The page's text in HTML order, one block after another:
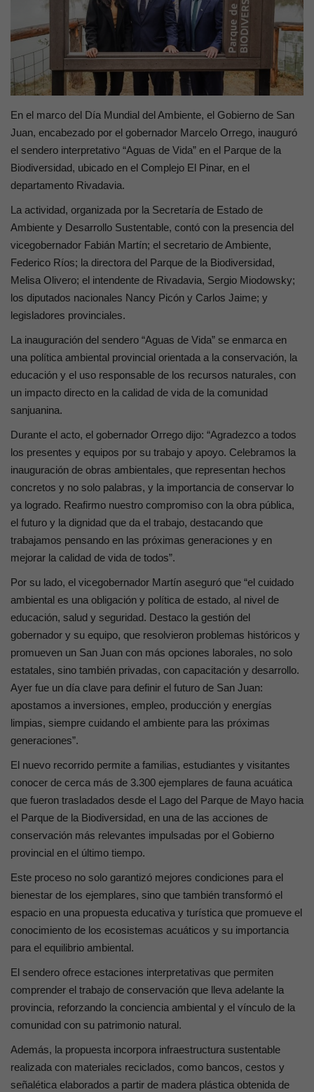
Contacto
En el marco del Día Mundial del Ambiente, el Gobierno de San
Juan, encabezado por el gobernador Marcelo Orrego, inauguró
el sendero interpretativo “Aguas de Vida” en el Parque de la
Biodiversidad, ubicado en el Complejo El Pinar, en el
departamento Rivadavia.
La actividad, organizada por la Secretaría de Estado de
Ambiente y Desarrollo Sustentable, contó con la presencia del
vicegobernador Fabián Martín; el secretario de Ambiente,
Federico Ríos; la directora del Parque de la Biodiversidad,
Melisa Olivero; el intendente de Rivadavia, Sergio Miodowsky;
los diputados nacionales Nancy Picón y Carlos Jaime; y
legisladores provinciales.
La inauguración del sendero “Aguas de Vida” se enmarca en
una política ambiental provincial orientada a la conservación, la
educación y el uso responsable de los recursos naturales, con
un impacto directo en la calidad de vida de la comunidad
sanjuanina.
Durante el acto, el gobernador Orrego dijo: “Agradezco a todos
los presentes y equipos por su trabajo y apoyo. Celebramos la
inauguración de obras ambientales, que representan hechos
concretos y no solo palabras, y la importancia de conservar lo
ya logrado. Reafirmo nuestro compromiso con la obra pública,
el futuro y la dignidad que da el trabajo, destacando que
trabajamos pensando en las próximas generaciones y en
mejorar la calidad de vida de todos”.
Por su lado, el vicegobernador Martín aseguró que “el cuidado
ambiental es una obligación y política de estado, al nivel de
educación, salud y seguridad. Destaco la gestión del
gobernador y su equipo, que resolvieron problemas históricos y
promueven un San Juan con más opciones laborales, no solo
estatales, sino también privadas, con capacitación y desarrollo.
Ayer fue un día clave para definir el futuro de San Juan:
apostamos a inversiones, empleo, producción y energías
limpias, siempre cuidando el ambiente para las próximas
generaciones”.
El nuevo recorrido permite a familias, estudiantes y visitantes
conocer de cerca más de 3.300 ejemplares de fauna acuática
que fueron trasladados desde el Lago del Parque de Mayo hacia
el Parque de la Biodiversidad, en una de las acciones de
conservación más relevantes impulsadas por el Gobierno
provincial en el último tiempo.
Este proceso no solo garantizó mejores condiciones para el
bienestar de los ejemplares, sino que también transformó el
espacio en una propuesta educativa y turística que promueve el
conocimiento de los ecosistemas acuáticos y su importancia
para el equilibrio ambiental.
El sendero ofrece estaciones interpretativas que permiten
comprender el trabajo de conservación que lleva adelante la
provincia, reforzando la conciencia ambiental y el vínculo de la
comunidad con su patrimonio natural.
Además, la propuesta incorpora infraestructura sustentable
realizada con materiales reciclados, como bancos, cestos y
señalética elaborados a partir de madera plástica obtenida de